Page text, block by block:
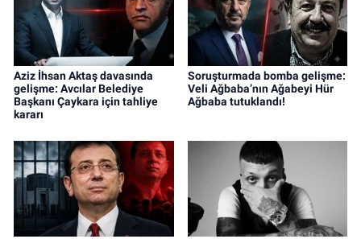
Aziz İhsan Aktaş davasında
gelişme: Avcılar Belediye
Başkanı Çaykara için tahliye
kararı
Soruşturmada bomba gelişme:
Veli Ağbaba’nın Ağabeyi Hür
Ağbaba tutuklandı!